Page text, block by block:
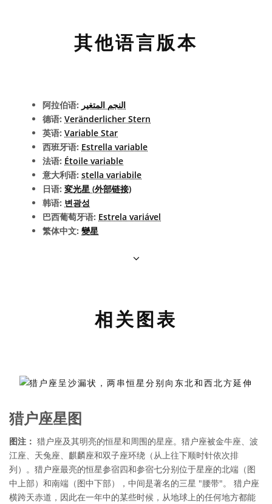
其他语言版本
阿拉伯语: النجم المتغير
德语: Veränderlicher Stern
英语: Variable Star
西班牙语: Estrella variable
法语: Étoile variable
意大利语: stella variabile
日语: 変光星 (外部链接)
韩语: 변광성
巴西葡萄牙语: Estrela variável
繁体中文: 變星
相关图表
猎户座星图
图注： 猎户座及其明亮的恒星和周围的星座。猎户座被金牛座、波
江座、天兔座、麒麟座和双子座环绕（从上往下顺时针依次排
列）。猎户座最亮的恒星参宿四和参宿七分别位于星座的北端（图
中上部）和南端（图中下部），中间是著名的三星 "腰带"。 猎户座
横跨天赤道，因此在一年中的某些时候，从地球上的任何地方都能